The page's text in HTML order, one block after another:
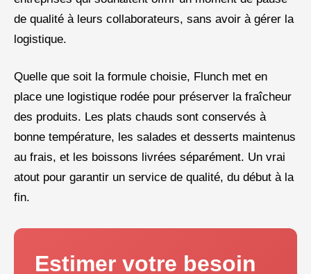
de qualité à leurs collaborateurs, sans avoir à gérer la
logistique.
Quelle que soit la formule choisie, Flunch met en
place une logistique rodée pour préserver la fraîcheur
des produits. Les plats chauds sont conservés à
bonne température, les salades et desserts maintenus
au frais, et les boissons livrées séparément. Un vrai
atout pour garantir un service de qualité, du début à la
fin.
Estimer votre besoin